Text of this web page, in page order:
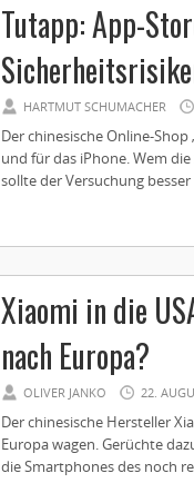
Tutapp: App-
HARTMUT SCHUMACHER
Der chinesische Online-
und für das iPhone. Wem
sollte der Versuchung
Xiaomi in die
nach Europa?
OLIVER JANKO 22.
Der chinesische Hersteller
Europa wagen. Gerüchte
die Smartphones des noch